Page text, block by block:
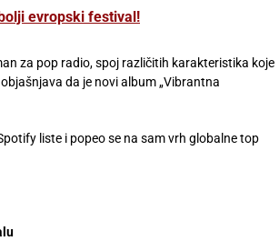
evropski festival!
za pop radio, spoj različitih karakteristika koje
da je novi album „Vibrantna
liste i popeo se na sam vrh globalne top